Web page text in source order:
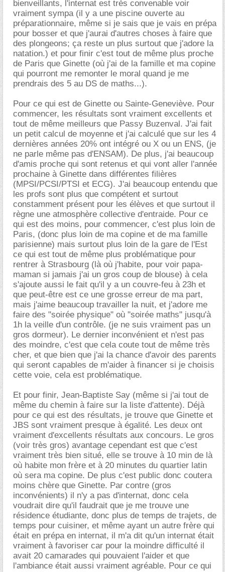
bienveillants, l'internat est très convenable voir
vraiment sympa (il y a une piscine ouverte au
préparationnaire, même si je sais que je vais en prépa
pour bosser et que j'aurai d'autres choses à faire que
des plongeons; ça reste un plus surtout que j'adore la
natation.) et pour finir c'est tout de même plus proche
de Paris que Ginette (où j'ai de la famille et ma copine
qui pourront me remonter le moral quand je me
prendrais des 5 au DS de maths...).
Pour ce qui est de Ginette ou Sainte-Geneviève. Pour
commencer, les résultats sont vraiment excellents et
tout de même meilleurs que Passy Buzenval. J'ai fait
un petit calcul de moyenne et j'ai calculé que sur les 4
dernières années 20% ont intégré ou X ou un ENS, (je
ne parle même pas d'ENSAM). De plus, j'ai beaucoup
d'amis proche qui sont retenus et qui vont aller l'année
prochaine à Ginette dans différentes filières
(MPSI/PCSI/PTSI et ECG). J'ai beaucoup entendu que
les profs sont plus que compétent et surtout
constamment présent pour les élèves et que surtout il
règne une atmosphère collective d'entraide. Pour ce
qui est des moins, pour commencer, c'est plus loin de
Paris, (donc plus loin de ma copine et de ma famille
parisienne) mais surtout plus loin de la gare de l'Est
ce qui est tout de même plus problématique pour
rentrer à Strasbourg (là où j'habite, pour voir papa-
maman si jamais j'ai un gros coup de blouse) à cela
s'ajoute aussi le fait qu'il y a un couvre-feu à 23h et
que peut-être est ce une grosse erreur de ma part,
mais j'aime beaucoup travailler la nuit, et j'adore me
faire des "soirée physique" où "soirée maths" jusqu'à
1h la veille d'un contrôle. (je ne suis vraiment pas un
gros dormeur). Le dernier inconvénient et n'est pas
des moindre, c'est que cela coute tout de même très
cher, et que bien que j'ai la chance d'avoir des parents
qui seront capables de m'aider à financer si je choisis
cette voie, cela est problématique.
Et pour finir, Jean-Baptiste Say (même si j'ai tout de
même du chemin à faire sur la liste d'attente). Déjà
pour ce qui est des résultats, je trouve que Ginette et
JBS sont vraiment presque à égalité. Les deux ont
vraiment d'excellents résultats aux concours. Le gros
(voir très gros) avantage cependant est que c'est
vraiment très bien situé, elle se trouve à 10 min de là
où habite mon frère et à 20 minutes du quartier latin
où sera ma copine. De plus c'est public donc coutera
moins chère que Ginette. Par contre (gros
inconvénients) il n'y a pas d'internat, donc cela
voudrait dire qu'il faudrait que je me trouve une
résidence étudiante, donc plus de temps de trajets, de
temps pour cuisiner, et même ayant un autre frère qui
était en prépa en internat, il m'a dit qu'un internat était
vraiment à favoriser car pour la moindre difficulté il
avait 20 camarades qui pouvaient l'aider et que
l'ambiance était aussi vraiment agréable. Pour ce qui